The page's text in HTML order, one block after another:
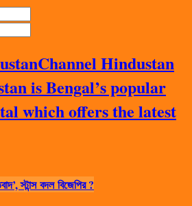
Channel Hindustan
is Bengal’s popular
which offers the latest